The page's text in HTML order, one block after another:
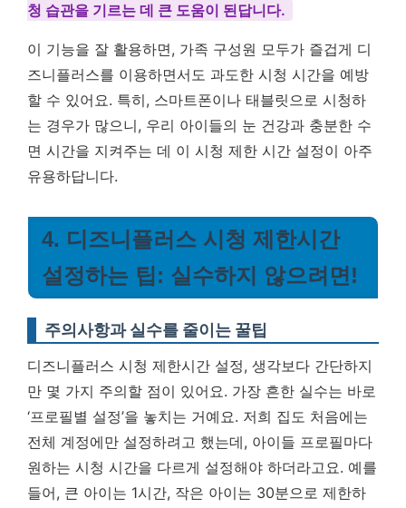
청 습관을 기르는 데 큰 도움이 된답니다.
이 기능을 잘 활용하면, 가족 구성원 모두가 즐겁게 디
즈니플러스를 이용하면서도 과도한 시청 시간을 예방
할 수 있어요. 특히, 스마트폰이나 태블릿으로 시청하
는 경우가 많으니, 우리 아이들의 눈 건강과 충분한 수
면 시간을 지켜주는 데 이 시청 제한 시간 설정이 아주
유용하답니다.
4. 디즈니플러스 시청 제한시간
설정하는 팁: 실수하지 않으려면!
주의사항과 실수를 줄이는 꿀팁
디즈니플러스 시청 제한시간 설정, 생각보다 간단하지
만 몇 가지 주의할 점이 있어요. 가장 흔한 실수는 바로
‘프로필별 설정’을 놓치는 거예요. 저희 집도 처음에는
전체 계정에만 설정하려고 했는데, 아이들 프로필마다
원하는 시청 시간을 다르게 설정해야 하더라고요. 예를
들어, 큰 아이는 1시간, 작은 아이는 30분으로 제한하